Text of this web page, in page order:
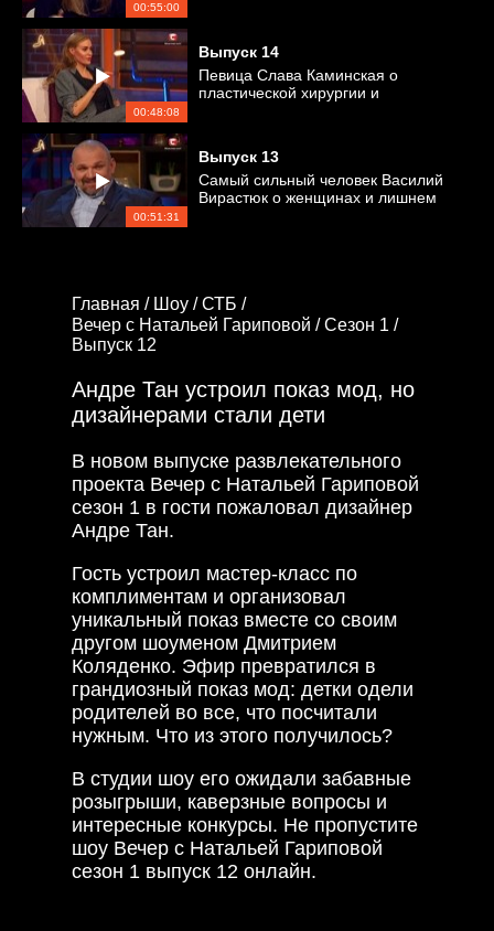
00:55:00
00:48:08
Выпуск 14
Певица Слава Каминская о
пластической хирургии и
00:51:31
Выпуск 13
Самый сильный человек Василий
Вирастюк о женщинах и лишнем
Главная / Шоу /СТБ /
Вечер с Натальей Гариповой /Сезон 1 /
Выпуск 12
Андре Тан устроил показ мод, но
дизайнерами стали дети
В новом выпуске развлекательного
проекта Вечер с Натальей Гариповой
сезон 1 в гости пожаловал дизайнер
Андре Тан.
Гость устроил мастер-класс по
комплиментам и организовал
уникальный показ вместе со своим
другом шоуменом Дмитрием
Коляденко. Эфир превратился в
грандиозный показ мод: детки одели
родителей во все, что посчитали
нужным. Что из этого получилось?
В студии шоу его ожидали забавные
розыгрыши, каверзные вопросы и
интересные конкурсы. Не пропустите
шоу Вечер с Натальей Гариповой
сезон 1 выпуск 12 онлайн.